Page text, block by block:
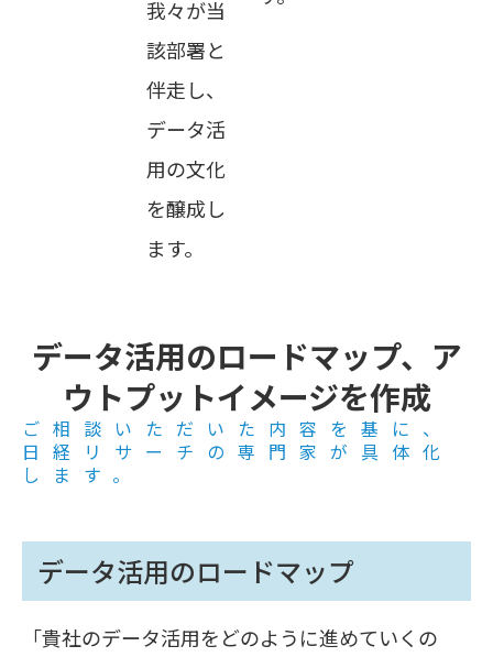
我々が当
該部署と
伴走し、
データ活
用の文化
を醸成し
ます。
データ活用のロードマップ、ア
ウトプットイメージを作成
ご相談いただいた内容を基に、
日経リサーチの専門家が具体化
します。
データ活用のロードマップ
「貴社のデータ活用をどのように進めていくの